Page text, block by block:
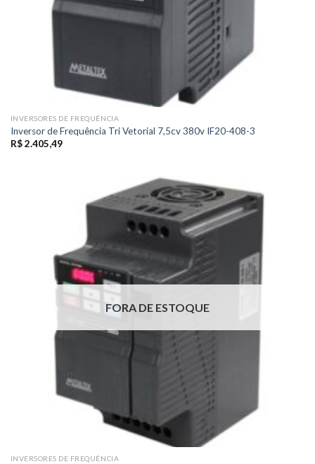
INVERSORES DE FREQUÊNCIA
Inversor de Frequência Tri Vetorial 7,5cv 380v IF20-408-3
R$2.405,49
FORA DE ESTOQUE
INVERSORES DE FREQUÊNCIA